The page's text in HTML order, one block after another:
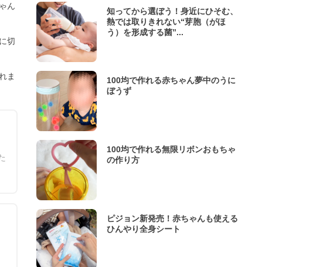
ん
切
ま
知ってから選ぼう！身近にひそむ、
熱では取りきれない“芽胞（がほ
う）を形成する菌”...
100均で作れる赤ちゃん夢中のうに
ぼうず
100均で作れる無限リボンおもちゃ
の作り方
ピジョン新発売！赤ちゃんも使える
ひんやり全身シート